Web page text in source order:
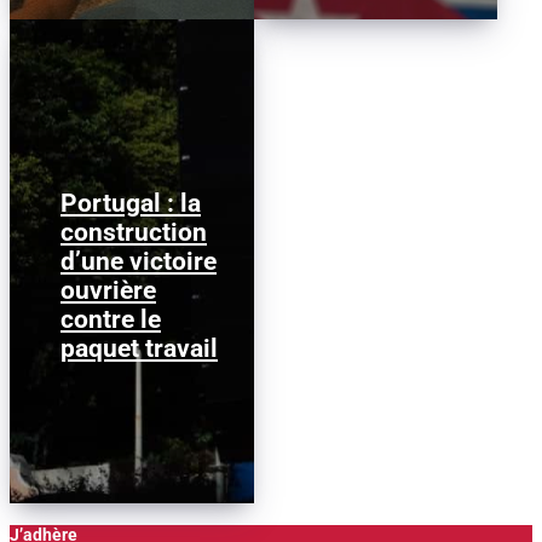
Portugal : la
construction
d’une victoire
ouvrière
contre le
paquet travail
Le gouvernement
PSD/CDS a perdu. Son
paquet travail a été
rejeté le 19 juin 2026 à
l’Assemblée de...
J’adhère